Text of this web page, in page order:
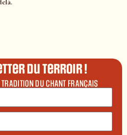
du terroir !
DU CHANT FRANÇAIS